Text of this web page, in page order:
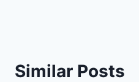
Similar Posts